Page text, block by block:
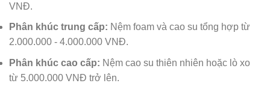
VNĐ.
Phân khúc trung cấp: Nệm foam và cao su tổng hợp từ
2.000.000 - 4.000.000 VNĐ.
Phân khúc cao cấp: Nệm cao su thiên nhiên hoặc lò xo
từ 5.000.000 VNĐ trở lên.